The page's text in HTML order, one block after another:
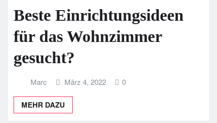
Beste Einrichtungsideen
für das Wohnzimmer
gesucht?
Marc März 4, 2022 0
MEHR DAZU